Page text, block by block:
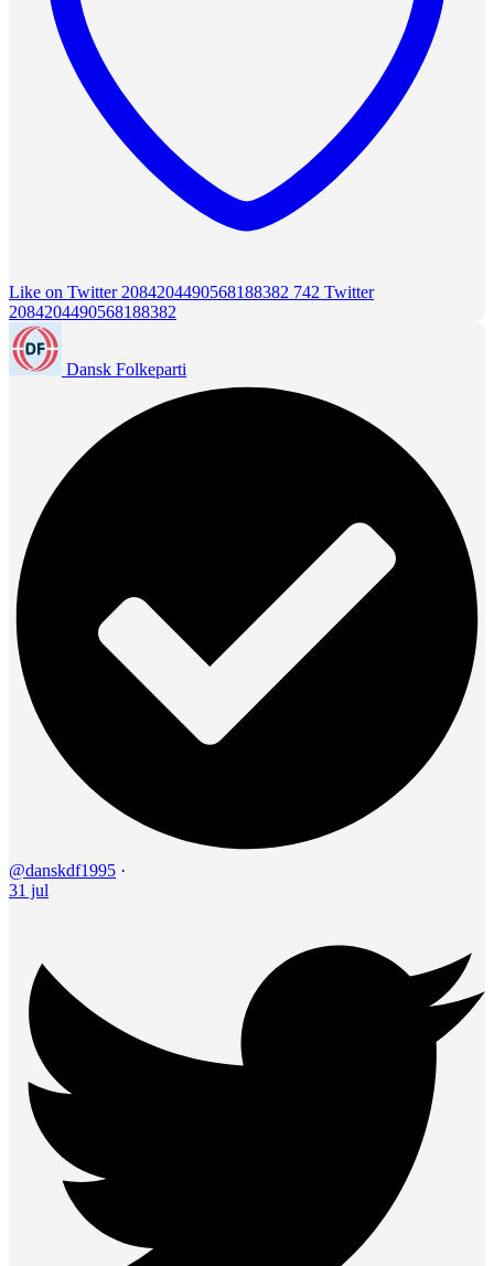
Like on Twitter 2084204490568188382 742 Twitter
2084204490568188382
Dansk Folkeparti
@danskdf1995 ·
31 jul